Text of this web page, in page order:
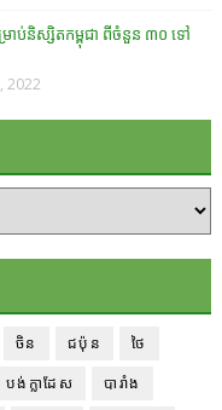
ប់និស្សិតកម្ពុជា ពីចំនួន ៣០ ទៅ
2022
ចិន ជប៉ុន
ថៃ
បង់ក្លាដែស
បារាំង